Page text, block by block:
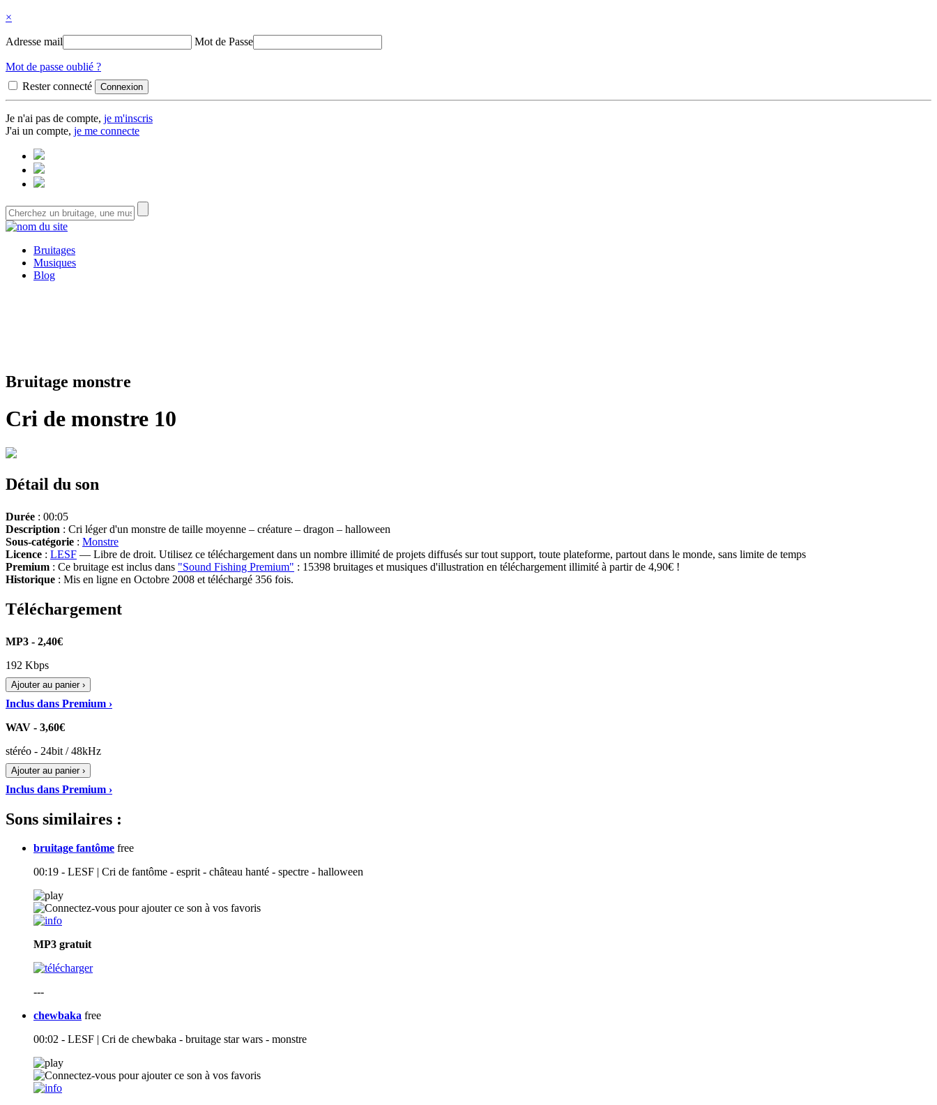
×
Adresse mail Mot de Passe
Mot de passe oublié ?
Rester connecté
Je n'ai pas de compte, je m'inscris
J'ai un compte, je me connecte
Bruitages
Musiques
Blog
Bruitage monstre
Cri de monstre 10
Détail du son
Durée : 00:05
Description : Cri léger d'un monstre de taille moyenne – créature – dragon – halloween
Sous-catégorie : Monstre
Licence : LESF — Libre de droit. Utilisez ce téléchargement dans un nombre illimité de projets diffusés sur tout support, toute plateforme, partout dans le monde, sans limite de temps
Premium : Ce bruitage est inclus dans "Sound Fishing Premium" : 15398 bruitages et musiques d'illustration en téléchargement illimité à partir de 4,90€ !
Historique : Mis en ligne en Octobre 2008 et téléchargé 356 fois.
Téléchargement
MP3 - 2,40€
192 Kbps
Ajouter au panier ›
Inclus dans Premium ›
WAV - 3,60€
stéréo - 24bit / 48kHz
Ajouter au panier ›
Inclus dans Premium ›
Sons similaires :
bruitage fantôme free
00:19 - LESF | Cri de fantôme - esprit - château hanté - spectre - halloween
MP3 gratuit
---
chewbaka free
00:02 - LESF | Cri de chewbaka - bruitage star wars - monstre